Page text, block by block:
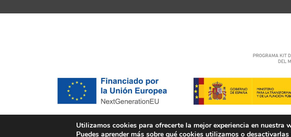
Utilizamos cookies para ofrecerte la mejor experiencia en nuestra
Puedes aprender más sobre qué cookies utilizamos o